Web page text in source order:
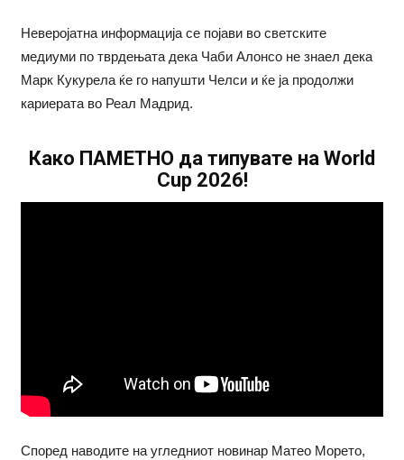
Неверојатна информација се појави во светските
медиуми по тврдењата дека Чаби Алонсо не знаел дека
Марк Кукурела ќе го напушти Челси и ќе ја продолжи
кариерата во Реал Мадрид.
Како ПАМЕТНО да типувате на World
Cup 2026!
Според наводите на угледниот новинар Матео Морето,